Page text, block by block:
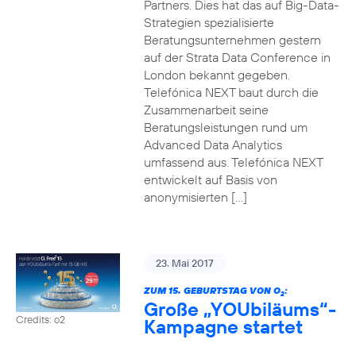
Partners. Dies hat das auf Big-Data-
Strategien spezialisierte
Beratungsunternehmen gestern
auf der Strata Data Conference in
London bekannt gegeben.
Telefónica NEXT baut durch die
Zusammenarbeit seine
Beratungsleistungen rund um
Advanced Data Analytics
umfassend aus. Telefónica NEXT
entwickelt auf Basis von
anonymisierten […]
Credits: o2
23. Mai 2017
ZUM 15. GEBURTSTAG VON O2:
Große „YOUbiläums“-
Kampagne startet